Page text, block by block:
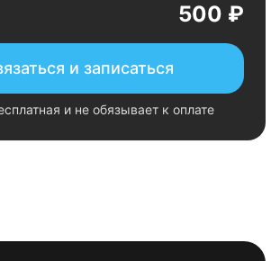
500 ₽
и записаться
и не обязывает к оплате